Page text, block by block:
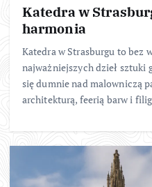
Katedra w
harmonia
Katedra w Strasburgu to bez
najważniejszych dzieł sztuki
się dumnie nad malowniczą
architekturą, feerią barw i